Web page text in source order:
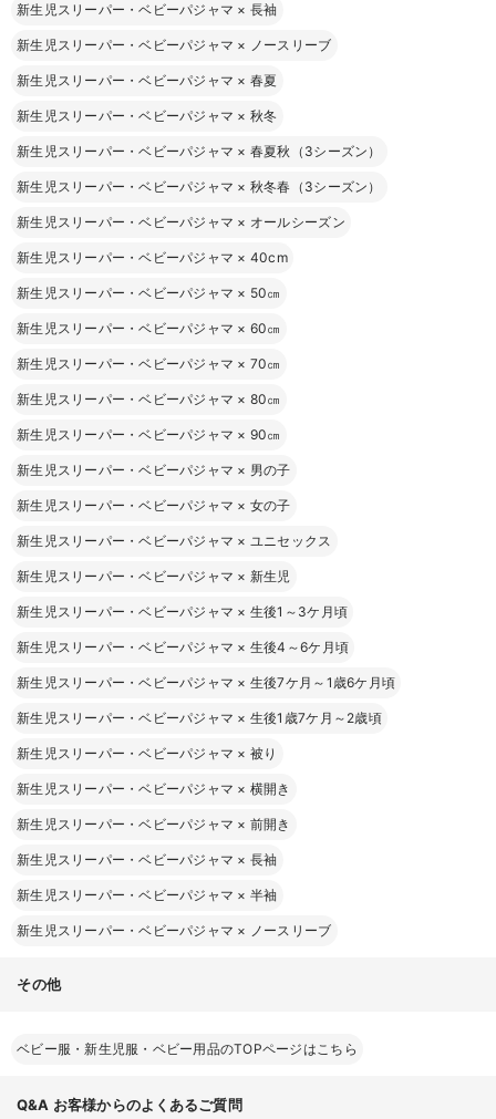
新生児スリーパー・ベビーパジャマ × 長袖
新生児スリーパー・ベビーパジャマ × ノースリーブ
新生児スリーパー・ベビーパジャマ × 春夏
新生児スリーパー・ベビーパジャマ × 秋冬
新生児スリーパー・ベビーパジャマ × 春夏秋（3シーズン）
新生児スリーパー・ベビーパジャマ × 秋冬春（3シーズン）
新生児スリーパー・ベビーパジャマ × オールシーズン
新生児スリーパー・ベビーパジャマ × 40cm
新生児スリーパー・ベビーパジャマ × 50㎝
新生児スリーパー・ベビーパジャマ × 60㎝
新生児スリーパー・ベビーパジャマ × 70㎝
新生児スリーパー・ベビーパジャマ × 80㎝
新生児スリーパー・ベビーパジャマ × 90㎝
新生児スリーパー・ベビーパジャマ × 男の子
新生児スリーパー・ベビーパジャマ × 女の子
新生児スリーパー・ベビーパジャマ × ユニセックス
新生児スリーパー・ベビーパジャマ × 新生児
新生児スリーパー・ベビーパジャマ × 生後1～3ケ月頃
新生児スリーパー・ベビーパジャマ × 生後4～6ケ月頃
新生児スリーパー・ベビーパジャマ × 生後7ケ月～1歳6ケ月頃
新生児スリーパー・ベビーパジャマ × 生後1歳7ケ月～2歳頃
新生児スリーパー・ベビーパジャマ × 被り
新生児スリーパー・ベビーパジャマ × 横開き
新生児スリーパー・ベビーパジャマ × 前開き
新生児スリーパー・ベビーパジャマ × 長袖
新生児スリーパー・ベビーパジャマ × 半袖
新生児スリーパー・ベビーパジャマ × ノースリーブ
その他
ベビー服・新生児服・ベビー用品のTOPページはこちら
Q&A お客様からのよくあるご質問